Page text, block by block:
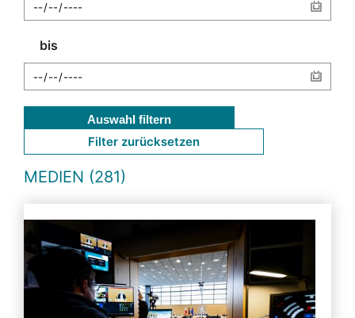
bis
Auswahl filtern
Filter zurücksetzen
MEDIEN (281)